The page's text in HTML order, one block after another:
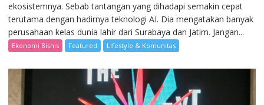
ekosistemnya. Sebab tantangan yang dihadapi semakin cepat
terutama dengan hadirnya teknologi AI. Dia mengatakan banyak
perusahaan kelas dunia lahir dari Surabaya dan Jatim. Jangan...
Ekonomi Bisnis Featured Lifestyle & Komunitas